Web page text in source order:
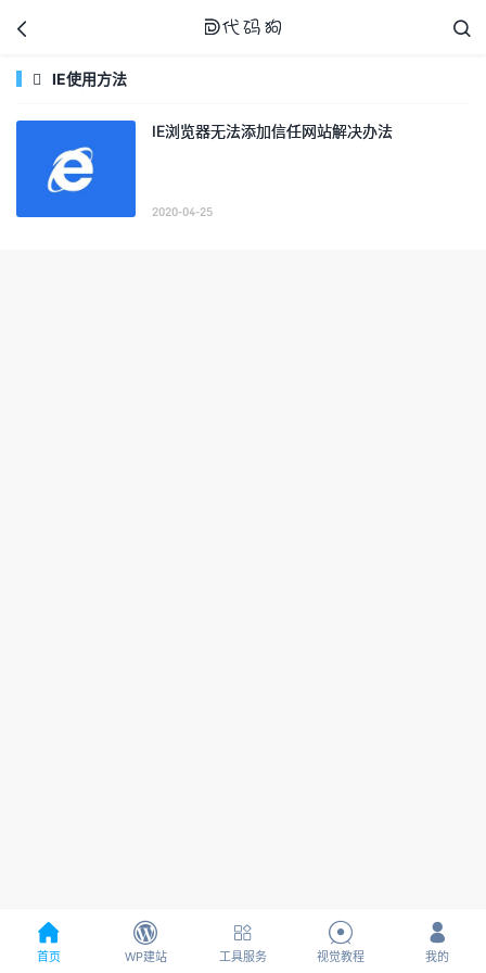

 
 IE使用方法
IE浏览器无法添加信任网站解决办法
2020-04-25

首页

WP建站

工具服务

视觉教程

我的